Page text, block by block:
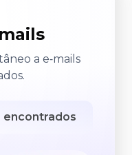
a e‑mails
encontrados